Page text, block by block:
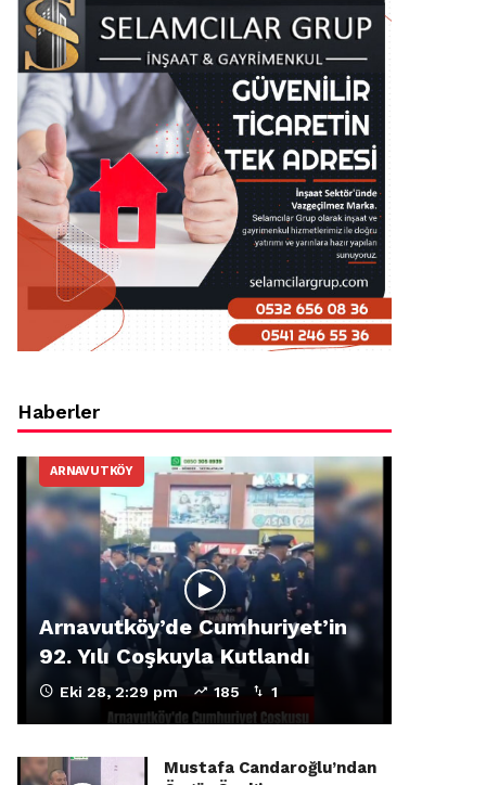
Haberler
ARNAVUTKÖY
Arnavutköy’de Cumhuriyet’in
92. Yılı Coşkuyla Kutlandı
Eki 28, 2:29 pm 185 1
Mustafa Candaroğlu’ndan